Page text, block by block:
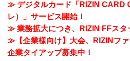
≫ デジタルカード「RIZIN CARD
レ）」サービス開始！
≫ 業務拡大につき、RIZIN FFスタ
≫【企業様向け】大会、RIZINフ
企業タイアップ募集中！